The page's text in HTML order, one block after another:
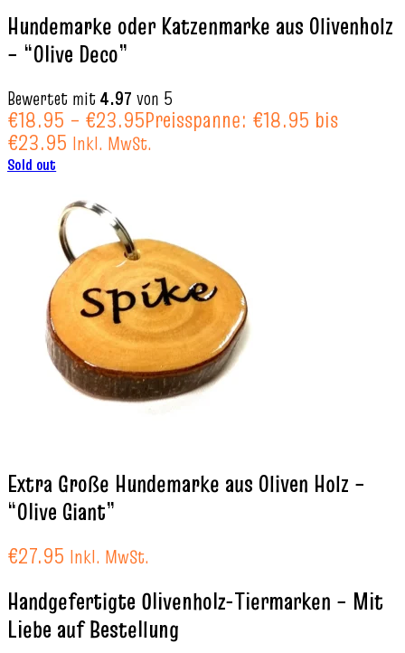
Hundemarke oder Katzenmarke aus Olivenholz
– “Olive Deco”
Bewertet mit4.97 von 5
€18.95 – €23.95Preisspanne: €18.95 bis
€23.95 Inkl. MwSt.
Sold out
Extra Große Hundemarke aus Oliven Holz –
“Olive Giant”
€27.95 Inkl. MwSt.
Handgefertigte Olivenholz-Tiermarken – Mit
Liebe auf Bestellung